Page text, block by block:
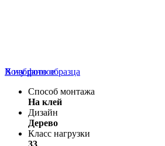
В избранное
Хочу фото образца
Способ монтажа
На клей
Дизайн
Дерево
Класс нагрузки
33